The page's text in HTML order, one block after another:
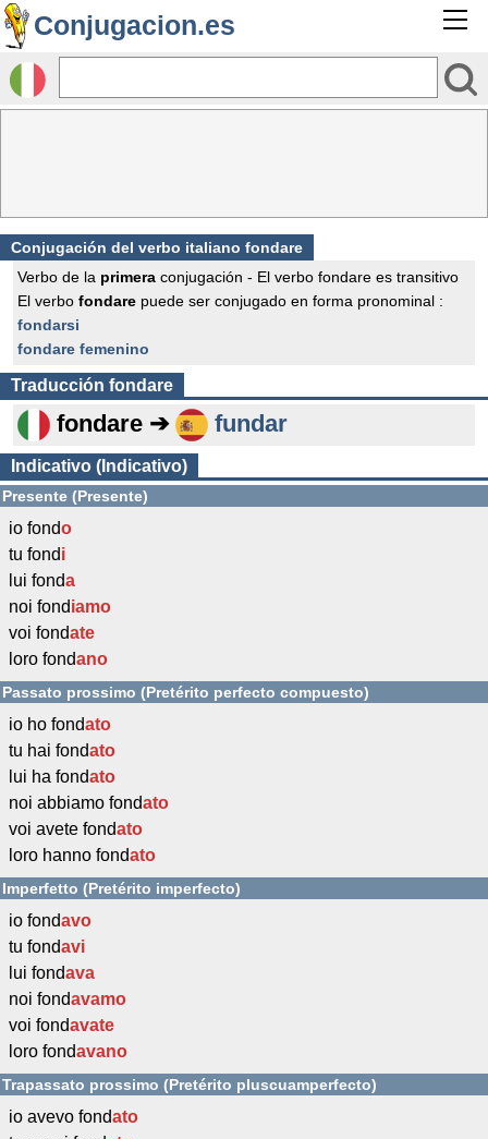
Conjugacion.es
Conjugación del verbo italiano fondare
Verbo de la primera conjugación - El verbo fondare es transitivo
El verbo fondare puede ser conjugado en forma pronominal :
fondarsi
fondare femenino
Traducción fondare
fondare ➔ fundar
Indicativo (Indicativo)
Presente (Presente)
io fondo
tu fondi
lui fonda
noi fondiamo
voi fondate
loro fondano
Passato prossimo (Pretérito perfecto compuesto)
io ho fondato
tu hai fondato
lui ha fondato
noi abbiamo fondato
voi avete fondato
loro hanno fondato
Imperfetto (Pretérito imperfecto)
io fondavo
tu fondavi
lui fondava
noi fondavamo
voi fondavate
loro fondavano
Trapassato prossimo (Pretérito pluscuamperfecto)
io avevo fondato